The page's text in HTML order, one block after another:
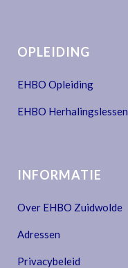
OPLEIDING
EHBO Opleiding
EHBO Herhalingslessen
INFORMATIE
Over EHBO Zuidwolde
Adressen
Privacybeleid